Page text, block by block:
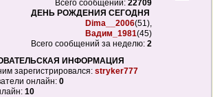
Всего сообщений: 22709
ДЕНЬ РОЖДЕНИЯ СЕГОДНЯ
Dima__2006(51),
Вадим_1981(45)
Всего сообщений за неделю: 2
ИНФОРМАЦИЯ
зарегистрировался: stryker777
онлайн: 0
10